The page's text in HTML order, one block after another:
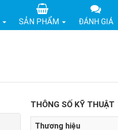
SẢN PHẨM ĐÁNH GIÁ
THÔNG SỐ KỸ THUẬT
Thương hiệu